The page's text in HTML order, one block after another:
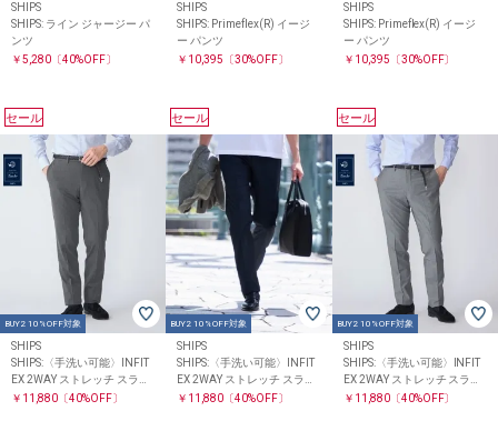
SHIPS
SHIPS: ライン ジャージー パ
ンツ
￥5,280〔40%OFF〕
SHIPS
SHIPS: Primeflex(R) イージ
ー パンツ
￥10,395
〔30%OFF〕
SHIPS
SHIPS: Primeflex(R) イージ
ー パンツ
￥10,395 〔30%OFF〕
セール
BUY2 10%OFF対象
SHIPS
SHIPS:〈手洗い可能〉INFIT
EX 2WAY ストレッチ スラッ
クス
￥11,880〔40%OFF〕
セール
BUY2 10%OFF対象
SHIPS
SHIPS:〈手洗い可能〉INFIT
EX 2WAY ストレッチ スラッ
クス
￥11,880 〔40%OFF〕
セール
BUY2 10%OFF対象
SHIPS
SHIPS:〈手洗い可能〉INFIT
EX 2WAY ストレッチ スラッ
クス
￥11,880〔40%OFF〕